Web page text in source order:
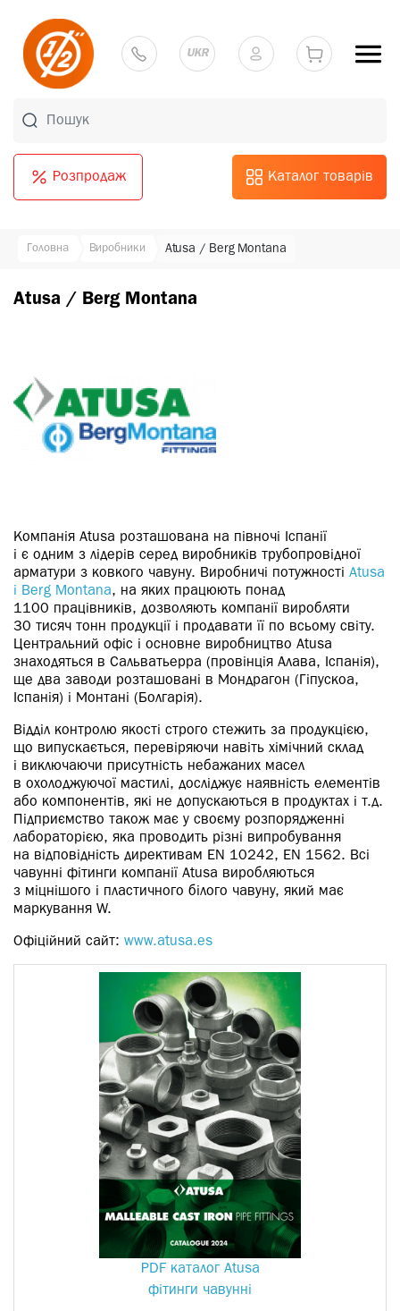
Розпродаж Каталог товарів
UKR
Головна Виробники Atusa / Berg Montana
Atusa / Berg Montana
Компанія Atusa розташована на півночі Іспанії
і є одним з лідерів серед виробників трубопровідної
арматури з ковкого чавуну. Виробничі потужності Atusa
і Berg Montana, на яких працюють понад
1100 працівників, дозволяють компанії виробляти
30 тисяч тонн продукції і продавати її по всьому світу.
Центральний офіс і основне виробництво Atusa
знаходяться в Сальватьерра (провінція Алава, Іспанія),
ще два заводи розташовані в Мондрагон (Гіпускоа,
Іспанія) і Монтані (Болгарія).
Відділ контролю якості строго стежить за продукцією,
що випускається, перевіряючи навіть хімічний склад
і виключаючи присутність небажаних масел
в охолоджуючої мастилі, досліджує наявність елементів
або компонентів, які не допускаються в продуктах і т.д.
Підприємство також має у своєму розпорядженні
лабораторією, яка проводить різні випробування
на відповідність директивам EN 10242, EN 1562. Всі
чавунні фітинги компанії Atusa виробляються
з міцнішого і пластичного білого чавуну, який має
маркування W.
Офіційний сайт: www.atusa.es
PDF каталог Atusa
фітинги чавунні